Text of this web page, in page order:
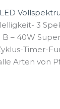
3
B – 40W
Timer-
Arten von